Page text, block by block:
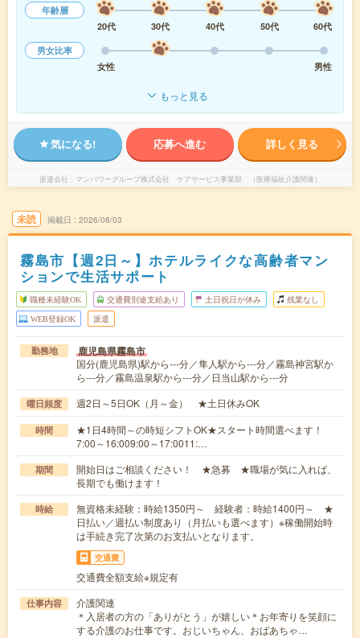
年齢層
20代
30代 40代 50代
60代
男女比率
女性
男性
もっと見る
気になる! 応募へ進む 詳しく見る
派遣会社 マンパワーグループ株式会社 ケアサービス事業部 （医療福祉介護関連）
未読 掲載日 2026/08/03
霧島市【週2日～】ホテルライクな高齢者マン
ションで生活サポート
職種未経験OK 交通費別途支給あり 土日祝日が休み 残業なし
WEB登録OK 派遣
勤務地 鹿児島県霧島市
国分(鹿児島県)駅から---分／隼人駅から---分／霧島神宮駅か
ら---分／霧島温泉駅から---分／日当山駅から---分
曜日頻度 週2日～5日OK（月～金） ★土日休みOK
時間
★1日4時間～の時短シフトOK★スタート時間選べます！
7:00～16:009:00～17:0011:…
期間
開始日はご相談ください！ ★急募 ★職場が気に入れば、
長期でも働けます！
時給
無資格未経験：時給1350円～ 経験者：時給1400円～ ★
日払い／週払い制度あり（月払いも選べます）※稼働開始時
は手続き完了次第のお支払いとなります。
交通費
交通費全額支給※規定有
仕事内容
介護関連
＊入居者の方の「ありがとう」が嬉しい＊お年寄りを笑顔に
する介護のお仕事です。おじいちゃん、おばあちゃ…